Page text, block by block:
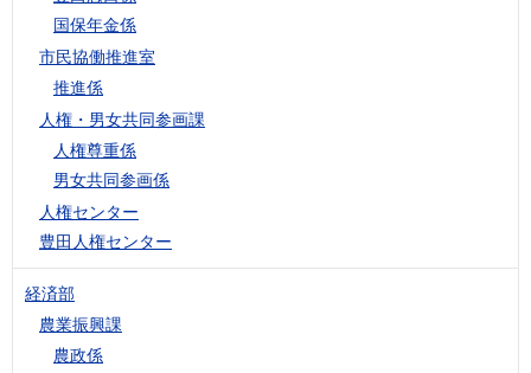
国保年金係
市民協働推進室
推進係
人権・男女共同参画課
人権尊重係
男女共同参画係
人権センター
豊田人権センター
経済部
農業振興課
農政係